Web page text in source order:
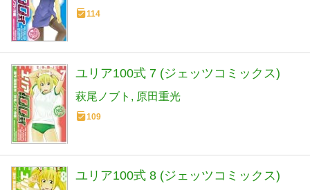
114
ユリア100式 7 (ジェッツコミックス)
萩尾ノブト 原田重光
109
ユリア100式 8 (ジェッツコミックス)